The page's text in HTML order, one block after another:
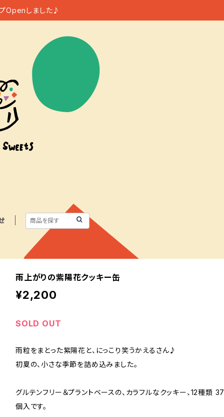
プOpenしました♪
雨上がりの紫陽花クッキー缶
¥2,200
SOLD OUT
雨粒をまとった紫陽花と、にっこり笑うかえるさん♪
初夏の、小さな季節を詰め込みました。
グルテンフリー＆プラントベースの、カラフルなクッキー、12種類 37
個入です。